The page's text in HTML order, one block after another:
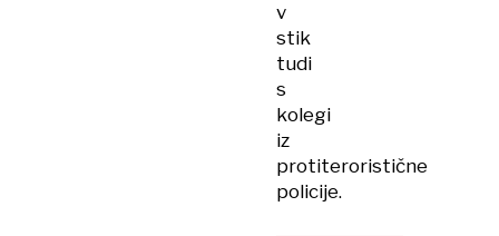
v
stik
tudi
s
kolegi
iz
protiteroristične
policije.